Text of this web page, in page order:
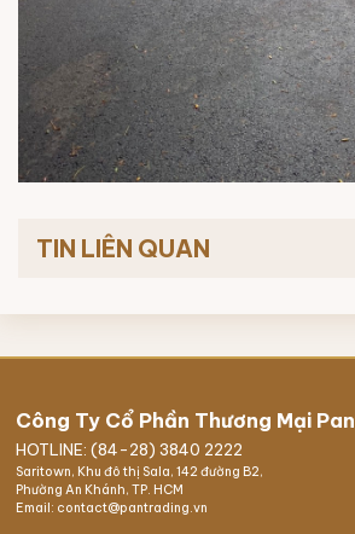
TIN LIÊN QUAN
Công Ty Cổ Phần Thương Mại Pan
HOTLINE: (84-28) 3840 2222
Saritown, Khu đô thị Sala, 142 đường B2,
Phường An Khánh, TP. HCM
Email: contact@pantrading.vn